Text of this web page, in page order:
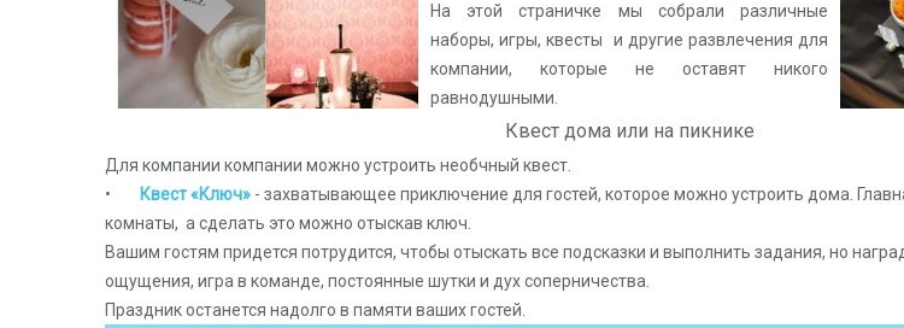
На этой страничке мы собрали различные
наборы, игры, квесты и другие развлечения для
компании, которые не оставят никого
равнодушными.
Квест дома или на пикнике
Для компании компании можно устроить необчный квест.
•
Квест «Ключ» - захватывающее приключение для гостей, которое можно устроить дома.
комнаты, а сделать это можно отыскав ключ.
Вашим гостям придется потрудится, чтобы отыскать все подсказки и выполнить задания, но
ощущения, игра в команде, постоянные шутки и дух соперничества.
Праздник останется надолго в памяти ваших гостей.